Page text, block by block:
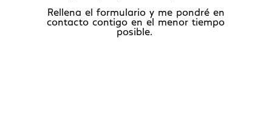
Rellena el formulario y me pondré en
contacto contigo en el menor tiempo
posible.